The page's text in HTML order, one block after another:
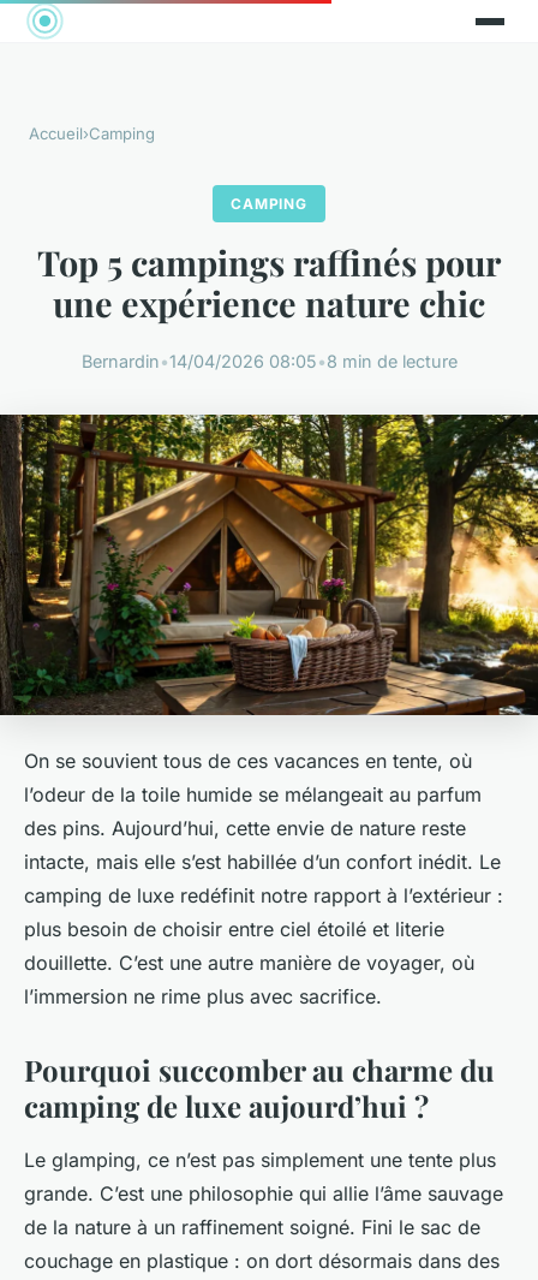
Accueil›Camping
CAMPING
Top 5 campings raffinés pour
une expérience nature chic
Bernardin•14/04/2026 08:05•8 min de lecture
On se souvient tous de ces vacances en tente, où
l’odeur de la toile humide se mélangeait au parfum
des pins. Aujourd’hui, cette envie de nature reste
intacte, mais elle s’est habillée d’un confort inédit. Le
camping de luxe redéfinit notre rapport à l’extérieur :
plus besoin de choisir entre ciel étoilé et literie
douillette. C’est une autre manière de voyager, où
l’immersion ne rime plus avec sacrifice.
Pourquoi succomber au charme du
camping de luxe aujourd’hui ?
Le glamping, ce n’est pas simplement une tente plus
grande. C’est une philosophie qui allie l’âme sauvage
de la nature à un raffinement soigné. Fini le sac de
couchage en plastique : on dort désormais dans des